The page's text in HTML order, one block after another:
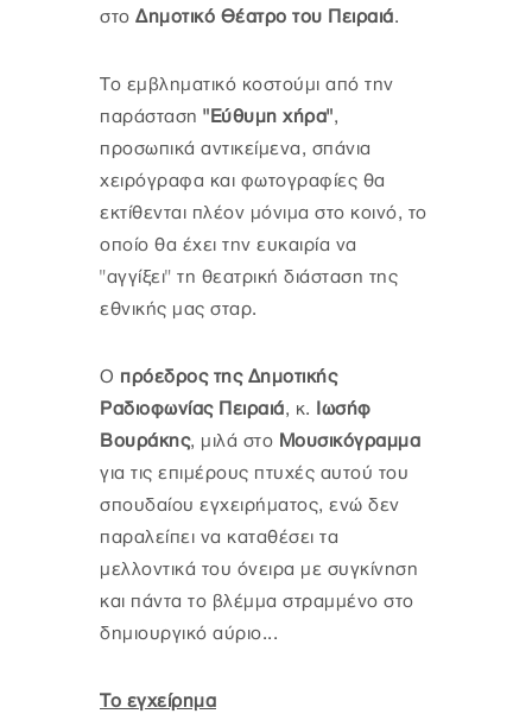
στο Δημοτικό Θέατρο του Πειραιά.
Το εμβληματικό κοστούμι από την
παράσταση "Εύθυμη χήρα",
προσωπικά αντικείμενα, σπάνια
χειρόγραφα και φωτογραφίες θα
εκτίθενται πλέον μόνιμα στο κοινό, το
οποίο θα έχει την ευκαιρία να
"αγγίξει" τη θεατρική διάσταση της
εθνικής μας σταρ.
Ο πρόεδρος της Δημοτικής
Ραδιοφωνίας Πειραιά, κ. Ιωσήφ
Βουράκης, μιλά στο Μουσικόγραμμα
για τις επιμέρους πτυχές αυτού του
σπουδαίου εγχειρήματος, ενώ δεν
παραλείπει να καταθέσει τα
μελλοντικά του όνειρα με συγκίνηση
και πάντα το βλέμμα στραμμένο στο
δημιουργικό αύριο...
Το εγχείρημα